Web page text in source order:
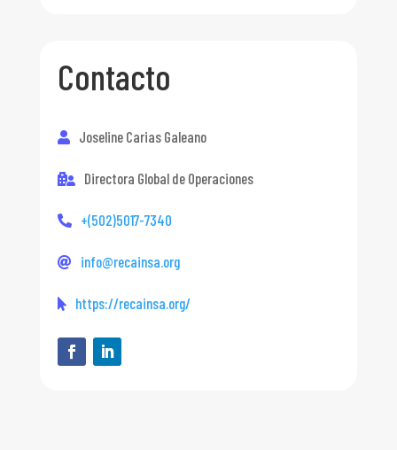
Contacto
Joseline Carias Galeano
Directora Global de Operaciones
+(502)5017-7340
info@recainsa.org
https://recainsa.org/